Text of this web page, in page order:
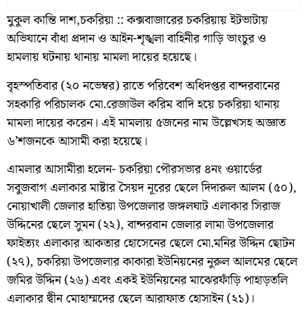
মুকুল কান্তি দাশ,চকরিয়া :: কক্সবাজারের চকরিয়ায় ইটভাটায়
অভিযানে বাঁধা প্রদান ও আইন-শৃঙ্খলা বাহিনীর গাড়ি ভাংচুর ও
হামলায় ঘটনায় থানায় মামলা দায়ের হয়েছে।
বৃহস্পতিবার (২০ নভেম্বর) রাতে পরিবেশ অধিদপ্তর বান্দরবানের
সহকারি পরিচালক মো.রেজাউল করিম বাদি হয়ে চকরিয়া থানায়
মামলা দায়ের করেন। এই মামলায় ৫জনের নাম উল্লেখসহ অজ্ঞাত
৬’শজনকে আসামী করা হয়েছে।
এামলার আসামীরা হলেন- চকরিয়া পৌরসভার ৪নং ওয়ার্ডের
সবুজবাগ এলাকার মাষ্টার সৈয়দ নূরের ছেলে দিদারুল আলম (৫০),
নোয়াখালী জেলার হাতিয়া উপজেলার জঙ্গলঘাট এলাকার সিরাজ
উদ্দিনের ছেলে সুমন (২২), বান্দরবান জেলার লামা উপজেলার
ফাইত্যং এলাকার আকতার হোসেনের ছেলে মো.মনির উদ্দিন ছোটন
(২৭), চকরিয়া উপজেলার কাকারা ইউনিয়নের নুরুল আলমের ছেলে
জমির উদ্দিন (২৬) এবং একই ইউনিয়নের মাঝেরফাঁড়ি পাহাড়তলি
এলাকার দ্বীন মোহাম্মদের ছেলে আরাফাত হোসাইন (২১)।